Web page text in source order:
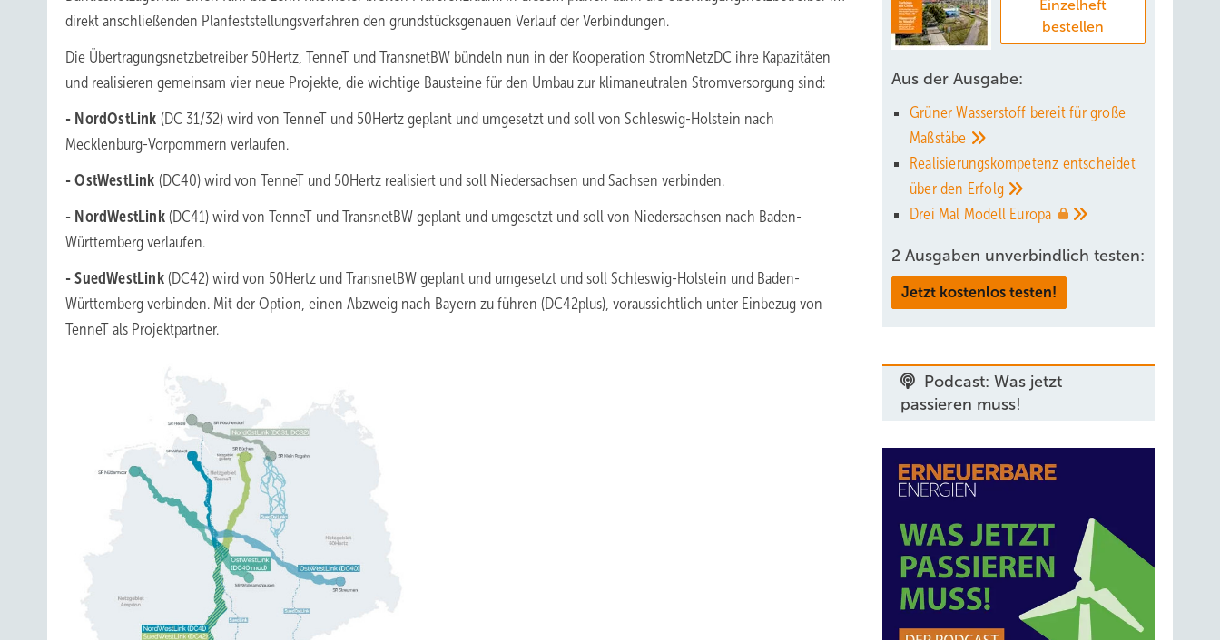
direkt anschließenden Planfeststellungsverfahren den grundstücksgenauen Verlauf der Verbindungen.
Die Übertragungsnetzbetreiber 50Hertz, TenneT und TransnetBW bündeln nun in der Kooperation StromNetzDC ihre Kapazitäten
und realisieren gemeinsam vier neue Projekte, die wichtige Bausteine für den Umbau zur klimaneutralen Stromversorgung sind:
- NordOstLink (DC 31/32) wird von TenneT und 50Hertz geplant und umgesetzt und soll von Schleswig-Holstein nach
Mecklenburg-Vorpommern verlaufen.
- OstWestLink (DC40) wird von TenneT und 50Hertz realisiert und soll Niedersachsen und Sachsen verbinden.
- NordWestLink (DC41) wird von TenneT und TransnetBW geplant und umgesetzt und soll von Niedersachsen nach Baden-
Württemberg verlaufen.
- SuedWestLink (DC42) wird von 50Hertz und TransnetBW geplant und umgesetzt und soll Schleswig-Holstein und Baden-
Württemberg verbinden. Mit der Option, einen Abzweig nach Bayern zu führen (DC42plus), voraussichtlich unter Einbezug von
TenneT als Projektpartner.
Einzelheft
bestellen
Aus der Ausgabe:
Grüner Wasserstoff bereit für große
Maßstäbe
Realisierungskompetenz entscheidet
über den Erfolg
Drei Mal Modell Europa
2 Ausgaben unverbindlich testen:
Jetzt kostenlos testen!
Podcast: Was jetzt
passieren muss!